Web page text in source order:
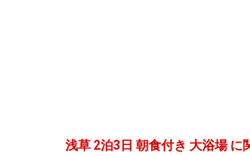
浅草 2泊3日 朝食付き 大浴場 に